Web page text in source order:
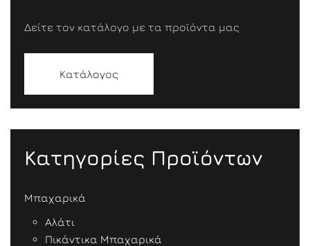
Δείτε τον κατάλογο με τα προϊόντα μας
Κατάλογος
Κατηγορίες Προϊόντων
Μπαχαρικά
Αλάτι
Πικάντικα Μπαχαρικά